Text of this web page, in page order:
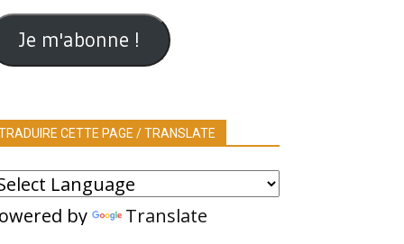
Je m'abonne !
CETTE PAGE / TRANSLATE
by Translate